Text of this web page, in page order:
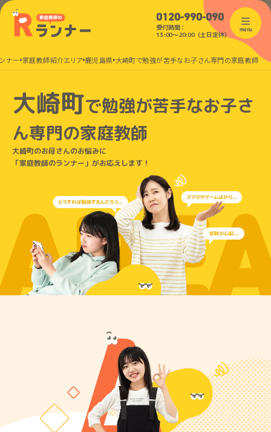
0120-990-090
受付時間：
13:00〜20:00（土日定休）
menu
ナー 家庭教師紹介エリア 鹿児島県 大崎町で勉強が苦手なお子さん専門の家庭教師
大崎町で勉強が苦手なお子さ
ん専門の家庭教師
大崎町のお母さんのお悩みに
「家庭教師のランナー」がお応えします！